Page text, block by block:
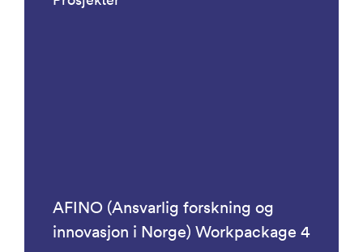
AFINO (Ansvarlig forskning og
innovasjon i Norge) Workpackage 4